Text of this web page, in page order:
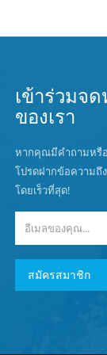
เข้าร่วมจ
ของเรา
หากคุณมีคำถามหรื
โปรดฝากข้อความถึ
โดยเร็วที่สุด!
สมัครสมาชิก